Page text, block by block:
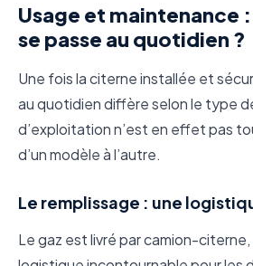
Usage et maintenance
se passe au quotidien ?
Une fois la citerne installée et
au quotidien diffère selon le type
d’exploitation n’est en effet pas
d’un modèle à l’autre.
Le remplissage : une
Le gaz est livré par camion-